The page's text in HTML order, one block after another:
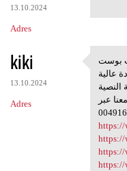
13.10.2024
Adres
kiki
13.10.2024
Adres
بوست
بوست
النصية
عبر
https://
https://
https://
https://